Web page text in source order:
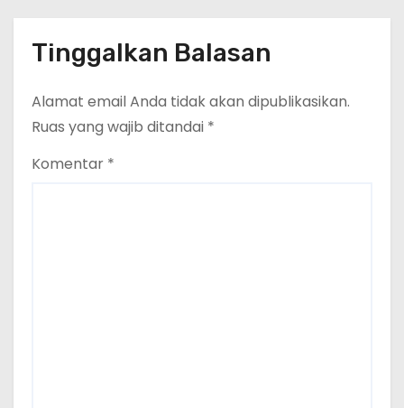
Tinggalkan Balasan
Alamat email Anda tidak akan dipublikasikan.
Ruas yang wajib ditandai *
Komentar *